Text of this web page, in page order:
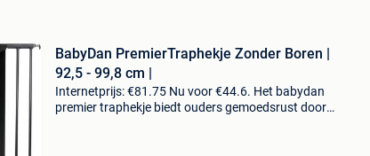
BabyDan PremierTraphekje Zonder Boren |
92,5 - 99,8 cm |
Internetprijs: €81.75 Nu voor €44.6. Het babydan
premier traphekje biedt ouders gemoedsrust door